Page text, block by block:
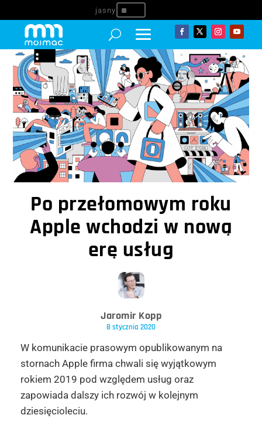
^
Po przełomowym roku
Apple wchodzi w nową
erę usług
Jaromir Kopp
8 stycznia 2020
W komunikacie prasowym opublikowanym na
stornach Apple firma chwali się wyjątkowym
rokiem 2019 pod względem usług oraz
zapowiada dalszy ich rozwój w kolejnym
dziesięcioleciu.